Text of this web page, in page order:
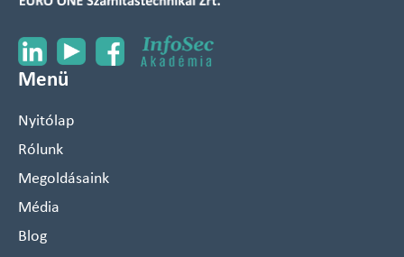
Menü
Nyitólap
Rólunk
Megoldásaink
Média
Blog